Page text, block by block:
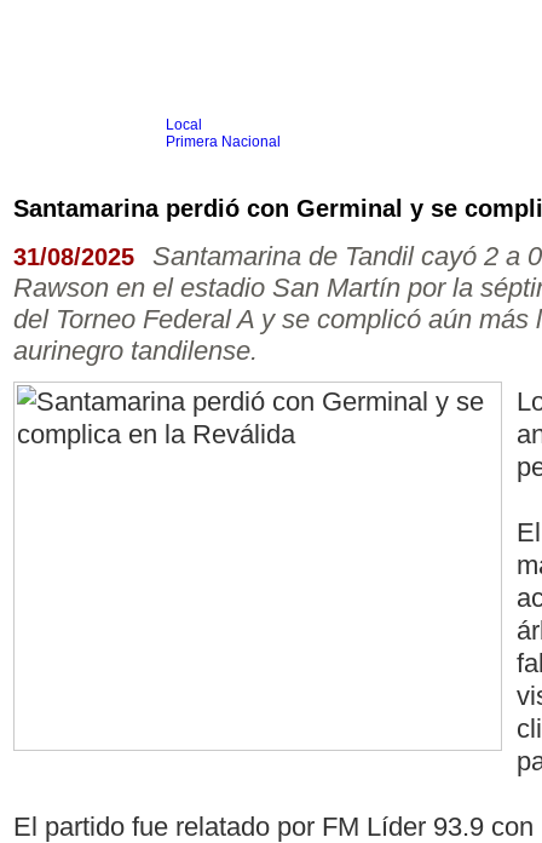
Local
Primera Nacional
Agrario
Boxeo
Ciclismo
Gim. Artística
Duatlón-Triatlón
Golf
Natación
Patín
Taekwondo
Voley
Otros
Santamarina perdió con Germinal y se
31/08/2025
Santamarina de Tandil cayó 2 a
Rawson en el estadio San Martín por la
del Torneo Federal A y se complicó aún más
aurinegro tandilense.
El partido fue relatado por FM Líder 93.9